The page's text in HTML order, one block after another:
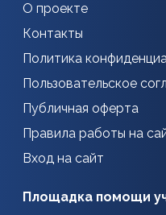
О проекте
Контакты
Политика
Пользовательское
Публичная оферта
Правила работы на
Вход на сайт
Площадка помощи